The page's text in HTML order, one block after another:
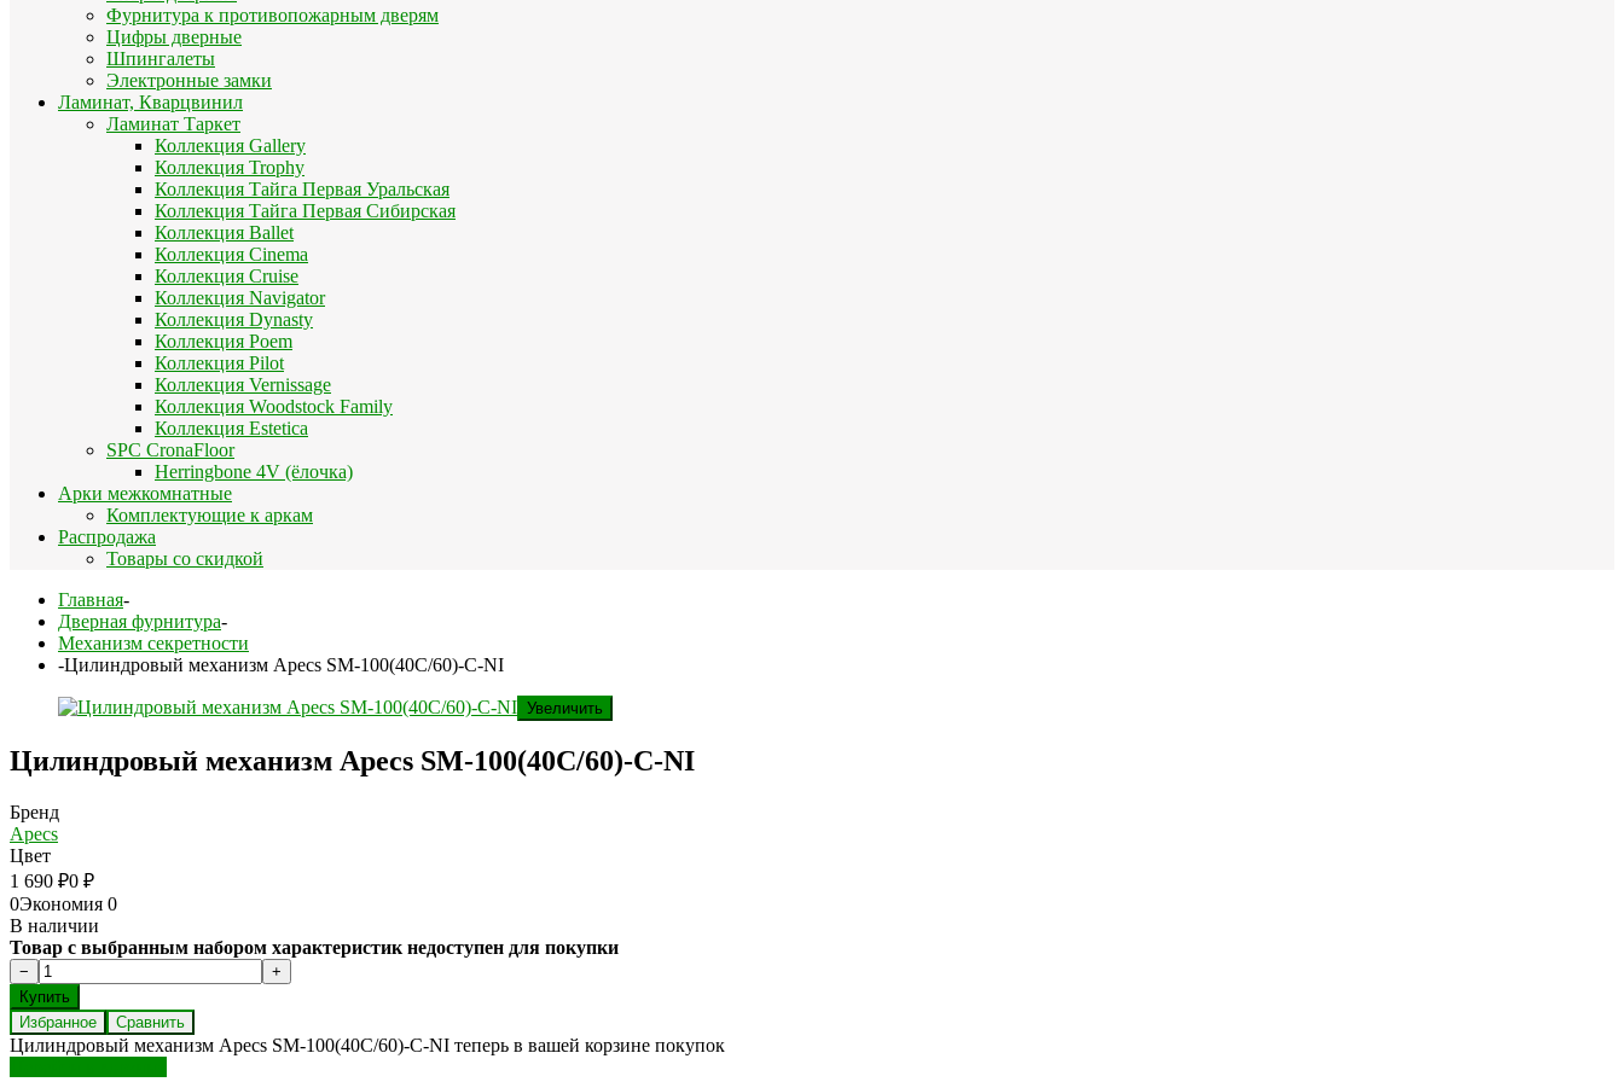
Фурнитура к противопожарным дверям
Цифры дверные
Шпингалеты
Электронные замки
Ламинат, Кварцвинил
Ламинат Таркет
Коллекция Gallery
Коллекция Trophy
Коллекция Тайга Первая Уральская
Коллекция Тайга Первая Сибирская
Коллекция Ballet
Коллекция Cinema
Коллекция Cruise
Коллекция Navigator
Коллекция Dynasty
Коллекция Poem
Коллекция Pilot
Коллекция Vernissage
Коллекция Woodstock Family
Коллекция Estetica
SPC CronaFloor
Herringbone 4V (ёлочка)
Арки межкомнатные
Комплектующие к аркам
Распродажа
Товары со скидкой
Главная-
Дверная фурнитура-
Механизм секретности
-Цилиндровый механизм Apecs SM-100(40C/60)-C-NI
Увеличить
Цилиндровый механизм Apecs SM-100(40C/60)-C-NI
Бренд
Apecs
Цвет
1 690 ₽0 ₽
0Экономия 0
В наличии
Товар с выбранным набором характеристик недоступен для покупки
Избранное Сравнить
Цилиндровый механизм Apecs SM-100(40C/60)-C-NI теперь в вашей корзине покупок